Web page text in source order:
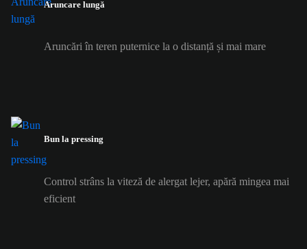
Aruncare lungă
Aruncări în teren puternice la o distanță și mai mare
Bun la pressing
Control strâns la viteză de alergat lejer, apără mingea mai
eficient